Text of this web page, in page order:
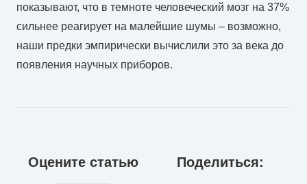
показывают, что в темноте человеческий мозг на 37%
сильнее реагирует на малейшие шумы – возможно,
наши предки эмпирически вычислили это за века до
появления научных приборов.
Оцените статью Поделиться: